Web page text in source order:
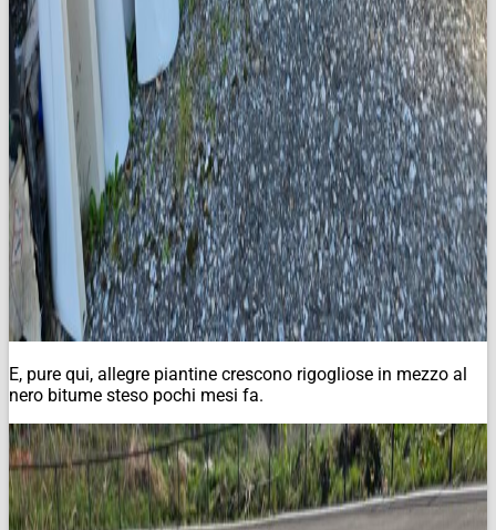
E, pure qui, allegre piantine crescono rigogliose in mezzo al
nero bitume steso pochi mesi fa.